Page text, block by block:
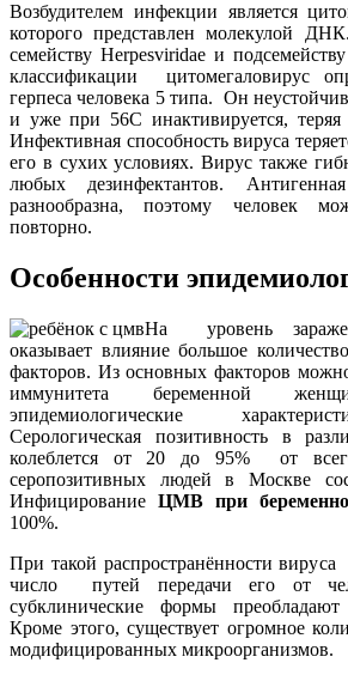
Возбудителем инфекции является
которого представлен молекулой
семейству Herpesviridae и
классификации цитомегаловирус
герпеса человека 5 типа. Он
и уже при 56С инактивируется, теряя
Инфективная способность вируса
его в сухих условиях. Вирус также
любых дезинфектантов.
разнообразна, поэтому человек
повторно.
Особенности
На уровень
оказывает влияние большое
факторов. Из основных факторов
иммунитета беременной
эпидемиологические
Серологическая позитивность в
колеблется от 20 до 95% от
серопозитивных людей в Москве
Инфицирование ЦМВ при
100%.
При такой распространённости вируса
число путей передачи его от
субклинические формы
Кроме этого, существует огромное
модифицированных микроорганизмов.